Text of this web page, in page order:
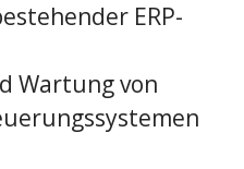
ERP-
Wartung von